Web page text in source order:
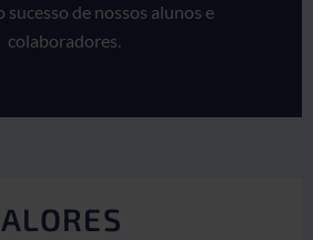
sucesso de nossos alunos e
colaboradores.